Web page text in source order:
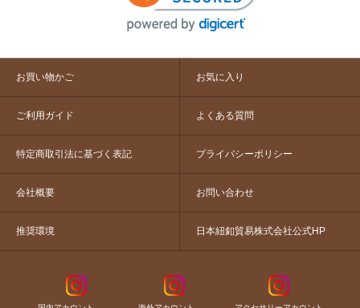
お買い物かご お気に入り
ご利用ガイド よくある質問
特定商取引法に基づく表記 プライバシーポリシー
会社概要 お問い合わせ
推奨環境 日本紐釦貿易株式会社公式HP